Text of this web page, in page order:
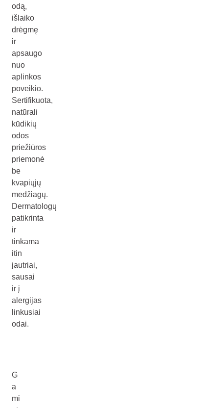
odą,
išlaiko
drėgmę
ir
apsaugo
nuo
aplinkos
poveikio.
Sertifikuota,
natūrali
kūdikių
odos
priežiūros
priemonė
be
kvapiųjų
medžiagų.
Dermatologų
patikrinta
ir
tinkama
itin
jautriai,
sausai
ir į
alergijas
linkusiai
odai.
G
a
mi